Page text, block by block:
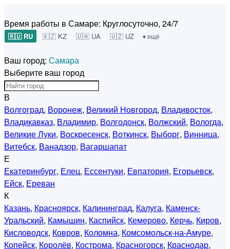
Время работы в Самаре: Круглосуточно, 24/7
🇷🇺 RU 🇰🇿 KZ 🇺🇦 UA 🇺🇿 UZ ▾ ещё
Ваш город: Самара
Выберите ваш город
В
Волгоград, Воронеж, Великий Новгород, Владивосток,
Владикавказ, Владимир, Волгодонск, Волжский, Вологда,
Великие Луки, Воскресенск, Воткинск, Выборг, Винница,
Витебск, Ванадзор, Вагаршапат
Е
Екатеринбург, Елец, Ессентуки, Евпатория, Егорьевск,
Ейск, Ереван
К
Казань, Красноярск, Калининград, Калуга, Каменск-
Уральский, Камышин, Каспийск, Кемерово, Керчь, Киров,
Кисловодск, Ковров, Коломна, Комсомольск-на-Амуре,
Копейск, Королёв, Кострома, Красногорск, Краснодар,